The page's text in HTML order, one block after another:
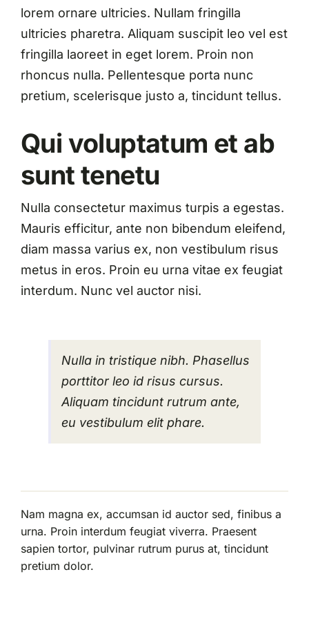
lorem ornare ultricies. Nullam fringilla
ultricies pharetra. Aliquam suscipit leo vel est
fringilla laoreet in eget lorem. Proin non
rhoncus nulla. Pellentesque porta nunc
pretium, scelerisque justo a, tincidunt tellus.
Qui voluptatum et ab
sunt tenetu
Nulla consectetur maximus turpis a egestas.
Mauris efficitur, ante non bibendum eleifend,
diam massa varius ex, non vestibulum risus
metus in eros. Proin eu urna vitae ex feugiat
interdum. Nunc vel auctor nisi.
Nulla in tristique nibh. Phasellus
porttitor leo id risus cursus.
Aliquam tincidunt rutrum ante,
eu vestibulum elit phare.
Nam magna ex, accumsan id auctor sed, finibus a
urna. Proin interdum feugiat viverra. Praesent
sapien tortor, pulvinar rutrum purus at, tincidunt
pretium dolor.